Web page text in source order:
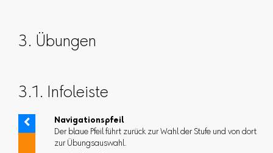
3. Übungen
3.1. Infoleiste
Navigationspfeil
Der blaue Pfeil führt zurück zur Wahl der Stufe und von dort
zur Übungsauswahl.